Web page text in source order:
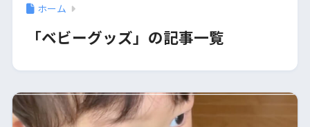
ホーム
「ベビーグッズ」の記事一覧